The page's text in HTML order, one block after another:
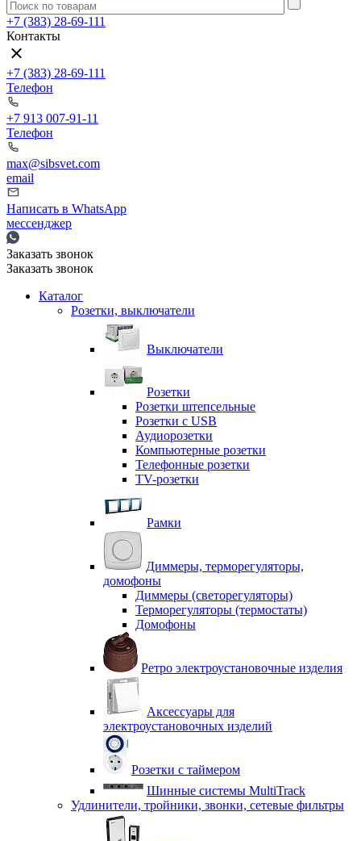
+7 (383) 28-69-111
Контакты
+7 (383) 28-69-111
Телефон
+7 913 007-91-11
Телефон
max@sibsvet.com
email
Написать в WhatsApp
мессенджер
Заказать звонок
Заказать звонок
Каталог
Розетки, выключатели
Выключатели
Розетки
Розетки штепсельные
Розетки с USB
Аудиорозетки
Компьютерные розетки
Телефонные розетки
TV-розетки
Рамки
Диммеры, терморегуляторы,
домофоны
Диммеры (светорегуляторы)
Терморегуляторы (термостаты)
Домофоны
Ретро электроустановочные изделия
Аксессуары для
электроустановочных изделий
Розетки с таймером
Шинные системы MultiTrack
Удлинители, тройники, звонки, сетевые фильтры